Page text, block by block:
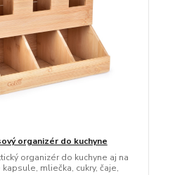
organizér do kuchyne
organizér do kuchyne aj na
mliečka, cukry, čaje,